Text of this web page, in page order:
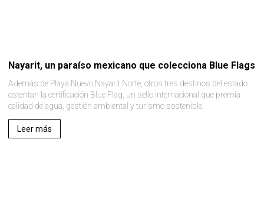
Nayarit, un paraíso mexicano que colecciona Blue Flags
Además de Playa Nuevo Nayarit Norte, otros tres destinos del estado
ostentan la certificación Blue Flag, un sello internacional que premia
calidad de agua, gestión ambiental y turismo sostenible.
Leer más